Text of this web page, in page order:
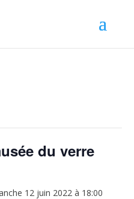
du verre
12 juin 2022 à 18:00